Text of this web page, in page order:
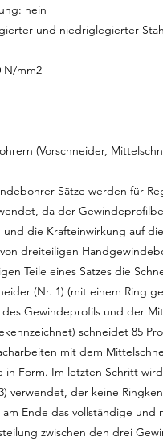
nein
und niedriglegierter
N/mm2
(Vorschneider,
Sätze werden für
da der
und die Krafteinwirkung auf
dreiteiligen
Teile eines Satzes die
(Nr. 1) (mit einem Ring
Gewindeprofils und der
schneidet 85
mit dem
in Form. Im letzten Schritt
verwendet, der keine
Ende das vollständige und
zwischen den drei